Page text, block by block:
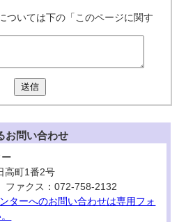
ついては下の「このページに関す
送信
お問い合わせ
町1番2号
ァクス：072-758-2132
ターへのお問い合わせは専用フォ